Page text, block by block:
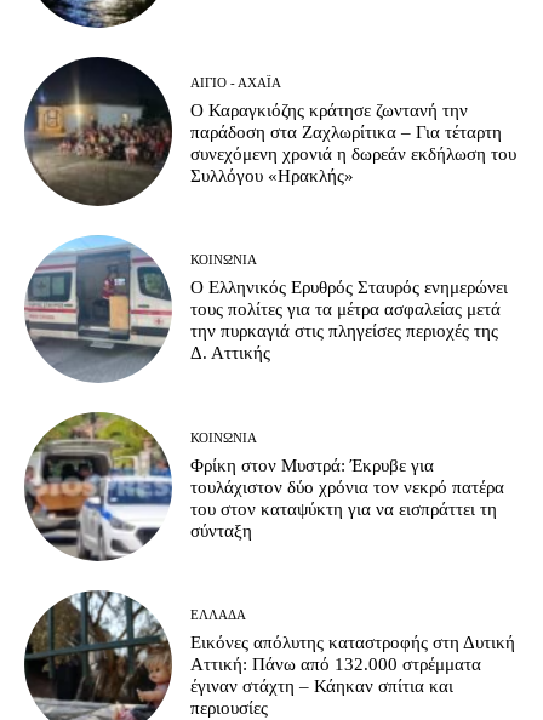
ΑΊΓΙΟ - ΑΧΑΪ́Α
Ο Καραγκιόζης κράτησε ζωντανή την
παράδοση στα Ζαχλωρίτικα – Για τέταρτη
συνεχόμενη χρονιά η δωρεάν εκδήλωση του
Συλλόγου «Ηρακλής»
ΚΟΙΝΩΝΊΑ
Ο Ελληνικός Ερυθρός Σταυρός ενημερώνει
τους πολίτες για τα μέτρα ασφαλείας μετά
την πυρκαγιά στις πληγείσες περιοχές της
Δ. Αττικής
ΚΟΙΝΩΝΊΑ
Φρίκη στον Μυστρά: Έκρυβε για
τουλάχιστον δύο χρόνια τον νεκρό πατέρα
του στον καταψύκτη για να εισπράττει τη
σύνταξη
ΕΛΛΆΔΑ
Εικόνες απόλυτης καταστροφής στη Δυτική
Αττική: Πάνω από 132.000 στρέμματα
έγιναν στάχτη – Κάηκαν σπίτια και
περιουσίες